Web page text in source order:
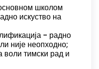
школом
искуство на
- радно
није неопходно;
воли тимски рад и